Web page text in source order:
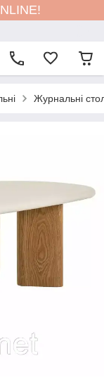
Журнальні